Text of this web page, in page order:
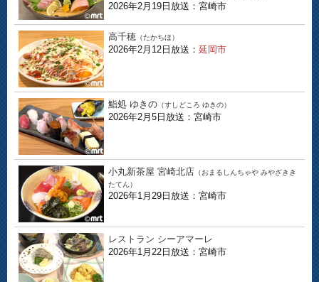
2026年2月19日放送：宮崎市
高千穂 （たかちほ）
2026年2月12日放送： 延岡市
鮨処 ゆきの （すしどころ ゆきの）
2026年2月5日放送：宮崎市
小丸新茶屋 宮崎北店 （おまるしんちゃや みやざきき
たてん）
2026年1月29日放送：宮崎市
レストラン シーアマーレ
2026年1月22日放送：宮崎市